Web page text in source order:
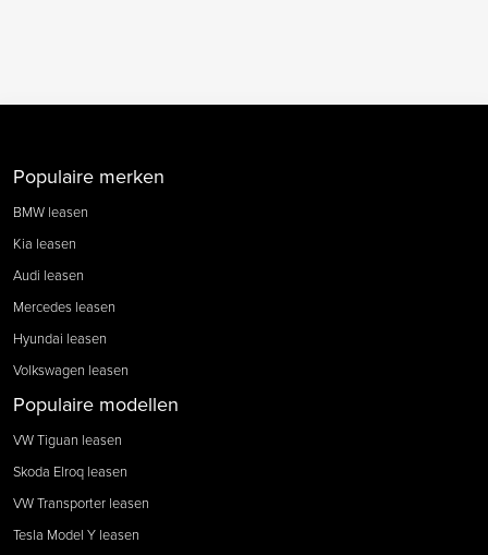
Populaire merken
BMW leasen
Kia leasen
Audi leasen
Mercedes leasen
Hyundai leasen
Volkswagen leasen
Populaire modellen
VW Tiguan leasen
Skoda Elroq leasen
VW Transporter leasen
Tesla Model Y leasen